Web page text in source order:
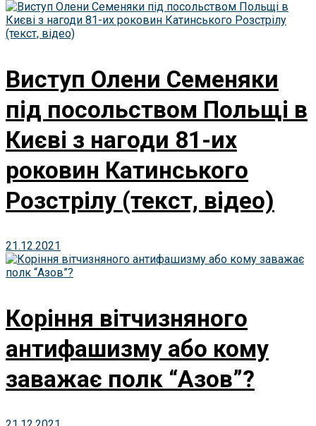
Виступ Олени Семеняки
під посольством Польщі в
Києві з нагоди 81-их
роковин Катинського
Розстрілу (текст, відео)
21.12.2021
Коріння вітчизняного
антифашизму або кому
заважає полк “Азов”?